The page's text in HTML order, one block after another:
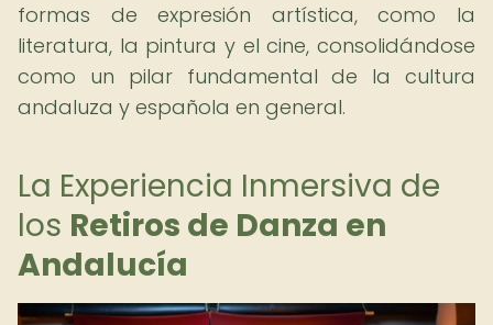
formas de expresión artística, como la
literatura, la pintura y el cine, consolidándose
como un pilar fundamental de la cultura
andaluza y española en general.
La Experiencia Inmersiva de
los Retiros de Danza en
Andalucía